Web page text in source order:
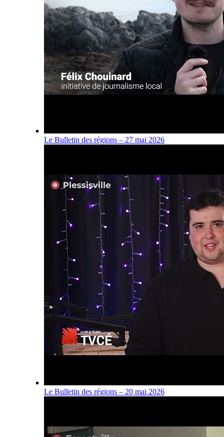
Le Bulletin des régions – 27 mai 2026
Le Bulletin des régions – 20 mai 2026